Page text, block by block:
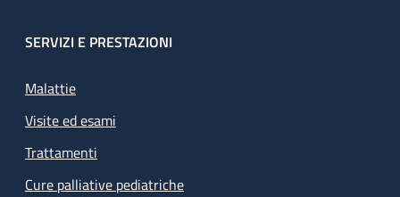
SERVIZI E PRESTAZIONI
Malattie
Visite ed esami
Trattamenti
Cure palliative pediatriche